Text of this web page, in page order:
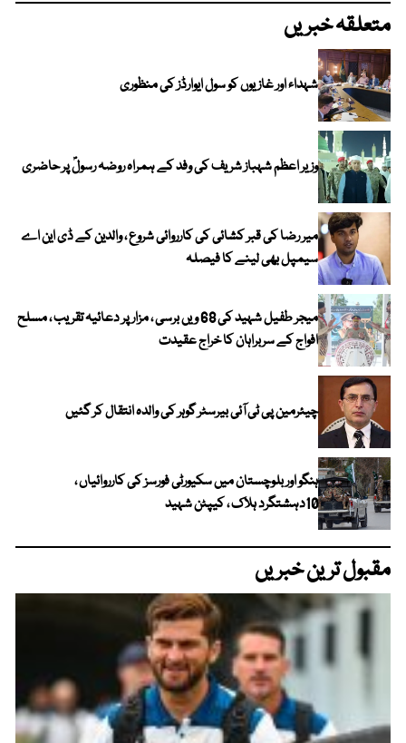
متعلقہ خبریں
شہداء اور غازیوں کو سول ایوارڈز کی منظوری
وزیر اعظم شہباز شریف کی وفد کے ہمراہ روضہ رسولؐ پر حاضری
میر رضا کی قبر کشائی کی کارروائی شروع ، والدین کے ڈی این اے
سیمپل بھی لینے کا فیصلہ
میجر طفیل شہید کی 68 ویں برسی ، مزار پر دعائیہ تقریب ، مسلح
افواج کے سربراہان کا خراج عقیدت
چیئرمین پی ٹی آئی بیرسٹر گوہر کی والدہ انتقال کر گئیں
ہنگو اور بلوچستان میں سکیورٹی فورسز کی کارروائیاں ،
10دہشتگرد ہلاک ، کیپٹن شہید
مقبول ترین خبریں